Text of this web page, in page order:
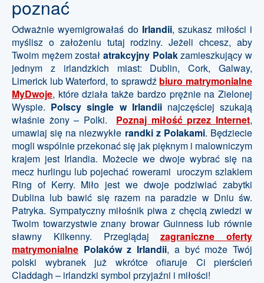
poznać
Odważnie wyemigrowałaś do Irlandii, szukasz miłości i
myślisz o założeniu tutaj rodziny. Jeżeli chcesz, aby
Twoim mężem został atrakcyjny Polakzamieszkujący w
jednym z irlandzkich miast: Dublin, Cork, Galway,
Limerick lub Waterford, to sprawdź biuro matrymonialne
MyDwoje, które działa także bardzo prężnie na Zielonej
Wyspie. Polscy single w Irlandii najczęściej szukają
właśnie żony – Polki. Poznaj miłość przez Internet,
umawiaj się na niezwykłe randki z Polakami. Będziecie
mogli wspólnie przekonać się jak pięknym i malowniczym
krajem jest Irlandia. Możecie we dwoje wybrać się na
mecz hurlingu lub pojechać rowerami uroczym szlakiem
Ring of Kerry. Miło jest we dwoje podziwiać zabytki
Dublina lub bawić się razem na paradzie w Dniu św.
Patryka. Sympatyczny miłośnik piwa z chęcią zwiedzi w
Twoim towarzystwie znany browar Guinness lub równie
sławny Kilkenny. Przeglądajzagraniczne oferty
matrymonialne Polaków z Irlandii, a być może Twój
polski wybranek już wkrótce ofiaruje Ci pierścień
Claddagh – irlandzki symbol przyjaźni i miłości!